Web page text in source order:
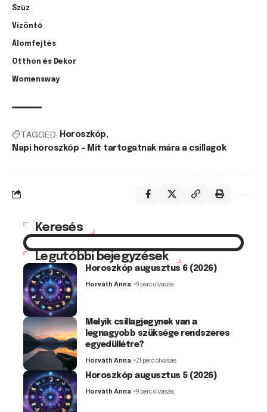
Szűz
Vízöntő
Álomfejtés
Otthon és Dekor
Womensway
TAGGED: Horoszkóp
Napi horoszkóp - Mit tartogatnak mára a csillagok
Keresés
Legutóbbi bejegyzések
Horoszkóp augusztus 6 (2026)
Horváth Anna 9 perc olvasás
Melyik csillagjegynek van a
legnagyobb szüksége rendszeres
egyedüllétre?
Horváth Anna 21 perc olvasás
Horoszkóp augusztus 5 (2026)
Horváth Anna 9 perc olvasás